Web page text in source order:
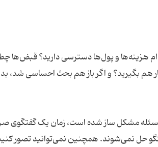
هزینه‌ها و پول‌ها دسترسی دارید؟ قبض‌ها
هم بگیرید؟ و اگر باز هم بحث احساسی شد،
مشکل ساز شده است، زمان یک گفتگوی
نمی‌شوند. همچنین نمی‌توانید تصور کنید